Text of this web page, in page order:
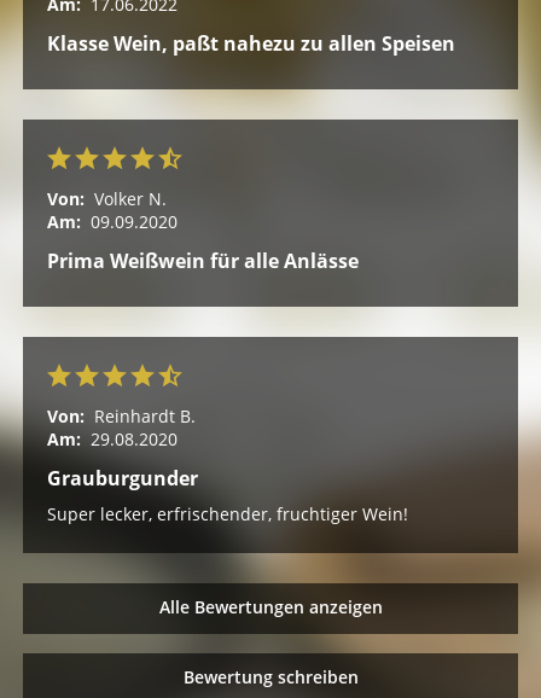
Klasse Wein, paßt nahezu zu allen Speisen
Von: Volker N.
Am: 09.09.2020
Prima Weißwein für alle Anlässe
Von: Reinhardt B.
Am: 29.08.2020
Grauburgunder
Super lecker, erfrischender, fruchtiger Wein!
Alle Bewertungen anzeigen
Bewertung schreiben